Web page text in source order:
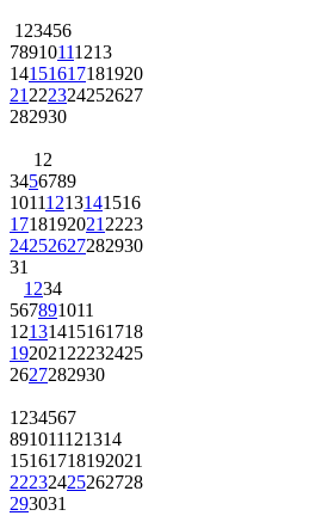
1 23456
78910111213
14151617181920
21 222324252627
282930
1 2
3456789
10111213141516
1718192021 2223
24252627282930
31
1 234
567891011
12131415161718
192021 22232425
2627282930
1 234567
891011121314
15161718192021
22232425262728
293031